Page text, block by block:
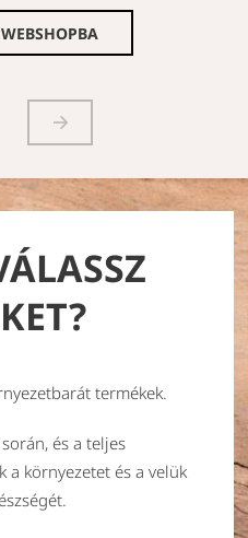
termékek.
és a teljes
a környezetet és a velük